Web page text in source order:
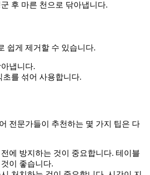
후 마른 천으로 닦아냅니다.
쉽게 제거할 수 있습니다.
냅니다.
초를 섞어 사용합니다.
전문가들이 추천하는 몇 가지 팁은 다
에 방지하는 것이 중요합니다. 테이블
이 좋습니다.